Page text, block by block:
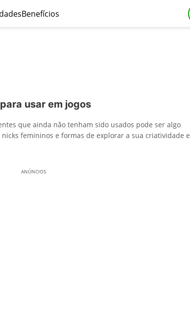
Benefícios
usar em jogos
que ainda não tenham sido usados pode ser algo
femininos e formas de explorar a sua criatividade e
ANÚNCIOS